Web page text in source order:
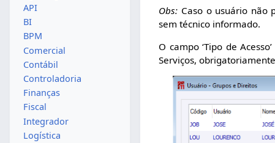
Obs: Caso o usuário não
sem técnico informado.
O campo ‘Tipo de
Serviços,
API
BI
BPM
Comercial
Contábil
Controladoria
Finanças
Fiscal
Integrador
Logística